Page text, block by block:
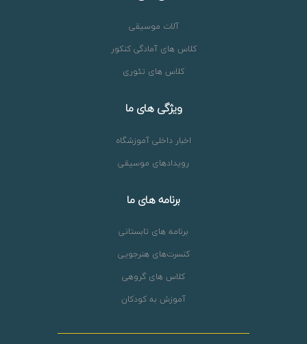
آلات موسیقی
کلاس های آمادگی کنکور
کلاس های تئوری
ویژگی های ما
اخبار داخلی آموزشگاه
رویدادهای موسیقی
برنامه های ما
برنامه های تابستانی
کنسرت‌های هنرجویی
کلاس های گروهی
آموزش به کودکان